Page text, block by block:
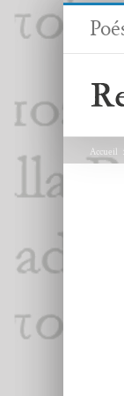
Passer
Accueil